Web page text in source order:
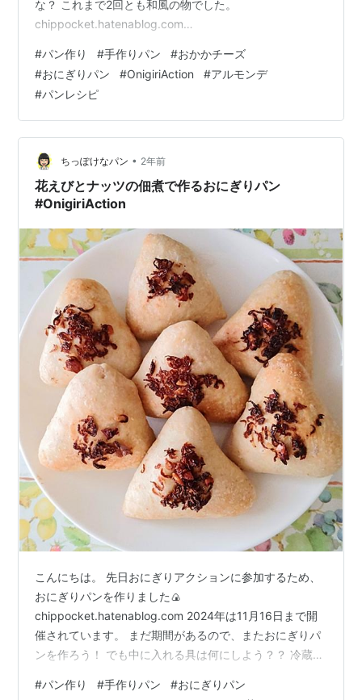
な？ これまで2回とも和風の物でした。
chippocket.hatenablog.com
アルモンデ、今回はちょっと洋風にしてみよう♪ かつお節
とピザチーズ。 洋ってチーズだけだけど🧀合いそうな気
がしたので（笑） ということで今回は、おかかチーズの
おにぎりパンを作ってみました！ パンメモ フィリングの
準備 成形 予熱中 できました 食べ…
#パン作り #手作りパン #おかかチーズ
#おにぎりパン #OnigiriAction #アルモンデ
#パンレシピ
ちっぽけなパン • 2年前
花えびとナッツの佃煮で作るおにぎりパン
#OnigiriAction
こんにちは。 先日おにぎりアクションに参加するため、
おにぎりパンを作りました🍙
chippocket.hatenablog.com 2024年は11月16日まで開
催されています。 まだ期間があるので、またおにぎりパ
ンを作ろう！ でも中に入れる具は何にしよう？？ 冷蔵庫
えるので常備はしているんですが、期限切れになる前に
#パン作り #手作りパン #おにぎりパン